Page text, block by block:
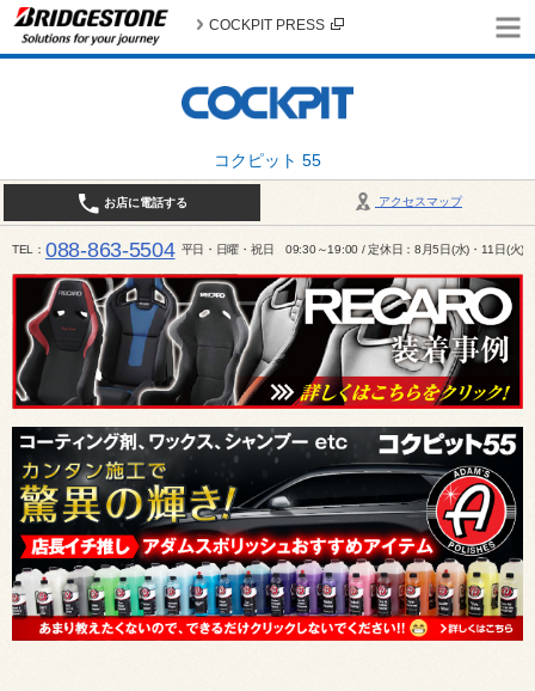
コクピット 55
COCKPIT PRESS
アクセスマップ
お店に電話する
TEL 088-863-5504 平日・日曜・祝日 09:30～19:00 / 定休日：8月5日(水)・11日(火)